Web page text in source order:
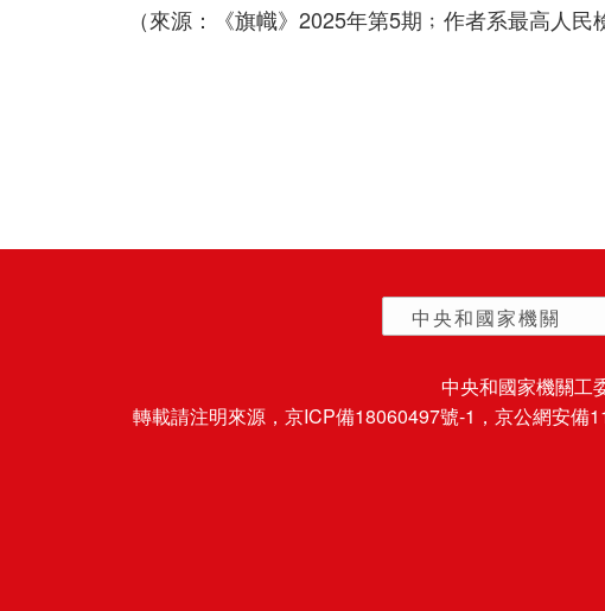
（來源：《旗幟》2025年第5期﹔作者系最高人
中央和國家機關
中央和國家機關
轉載請注明來源， 京ICP備18060497號-1 ，京公網安備